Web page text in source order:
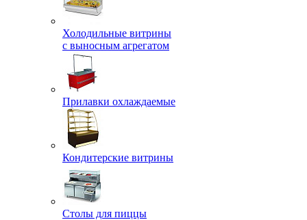
Холодильные витрины
с выносным агрегатом
Прилавки охлаждаемые
Кондитерские витрины
Столы для пиццы